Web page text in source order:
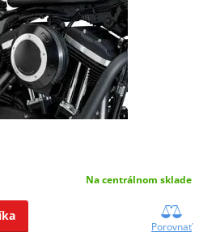
Na centrálnom sklade
Porovnať